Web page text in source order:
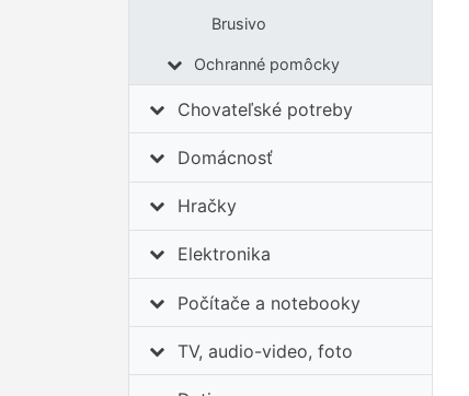
Brusivo
Ochranné pomôcky
Chovateľské potreby
Domácnosť
Hračky
Elektronika
Počítače a notebooky
TV, audio-video, foto